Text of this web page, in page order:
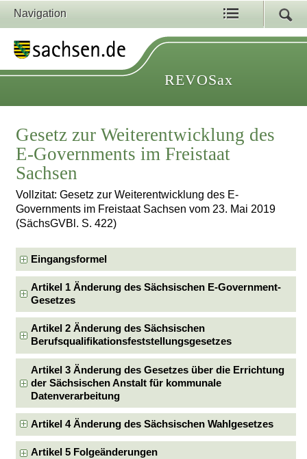
Navigation
REVOSax
Gesetz zur Weiterentwicklung des
E-Governments im Freistaat
Sachsen
Vollzitat: Gesetz zur Weiterentwicklung des E-
Governments im Freistaat Sachsen vom 23. Mai 2019
(SächsGVBl. S. 422)
Eingangsformel
Artikel 1 Änderung des Sächsischen E-Government-
Gesetzes
Artikel 2 Änderung des Sächsischen
Berufsqualifikationsfeststellungsgesetzes
Artikel 3 Änderung des Gesetzes über die Errichtung
der Sächsischen Anstalt für kommunale
Datenverarbeitung
Artikel 4 Änderung des Sächsischen Wahlgesetzes
Artikel 5 Folgeänderungen